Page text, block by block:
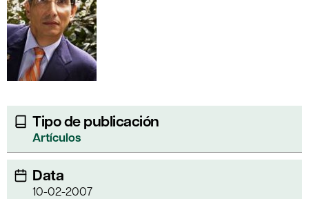
Tipo de publicación
Artículos
Data
10-02-2007